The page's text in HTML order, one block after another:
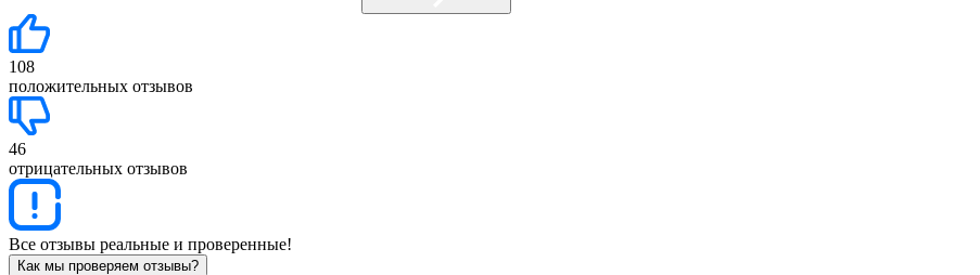
108
положительных отзывов
46
отрицательных отзывов
Все отзывы реальные и проверенные!
Как мы проверяем отзывы?